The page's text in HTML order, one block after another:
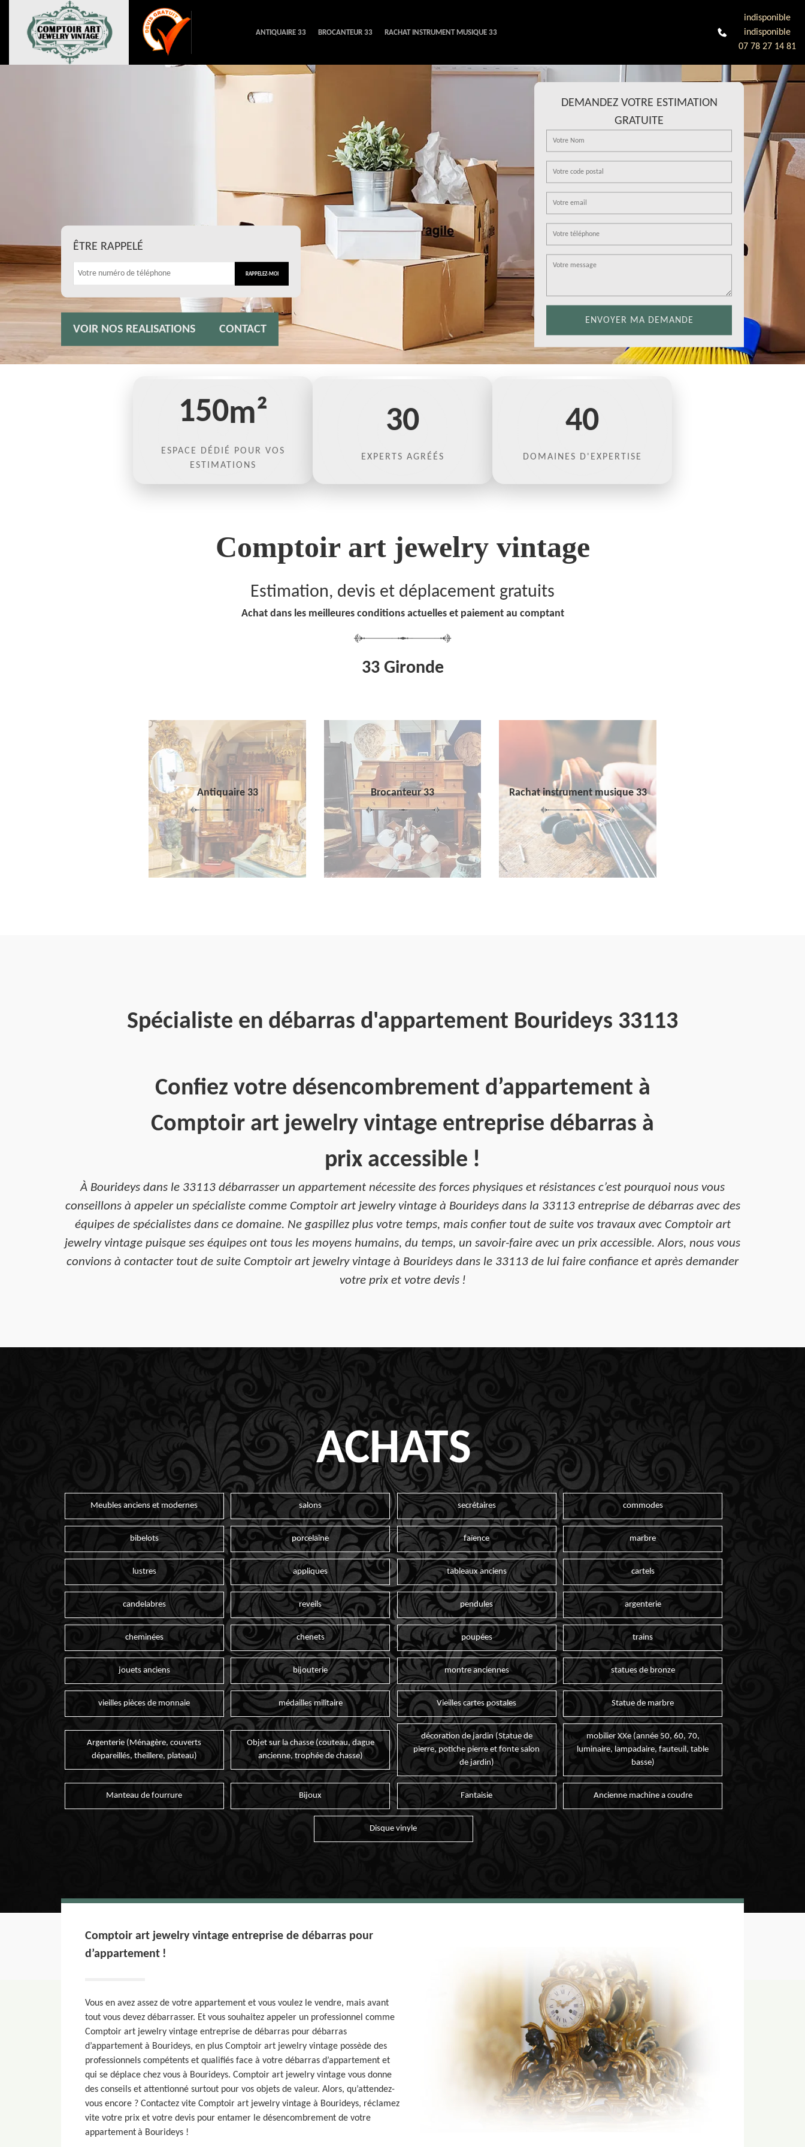
ANTIQUAIRE 33 BROCANTEUR 33 RACHAT INSTRUMENT MUSIQUE 33
indisponible
indisponible
07 78 27 14 81
ÊTRE RAPPELÉ
VOIR NOS REALISATIONS CONTACT
DEMANDEZ VOTRE ESTIMATION
GRATUITE
150m²
ESPACE DÉDIÉ POUR VOS
ESTIMATIONS
30
EXPERTS AGRÉÉS
40
DOMAINES D'EXPERTISE
Comptoir art jewelry vintage
Estimation, devis et déplacement gratuits
Achat dans les meilleures conditions actuelles et paiement au comptant
33 Gironde
Antiquaire 33 Brocanteur 33 Rachat instrument musique 33
Spécialiste en débarras d'appartement Bourideys 33113
Confiez votre désencombrement d’appartement à
Comptoir art jewelry vintage entreprise débarras à
prix accessible !
À Bourideys dans le 33113 débarrasser un appartement nécessite des forces physiques et résistances c’est pourquoi nous vous
conseillons à appeler un spécialiste comme Comptoir art jewelry vintage à Bourideys dans la 33113 entreprise de débarras avec des
équipes de spécialistes dans ce domaine. Ne gaspillez plus votre temps, mais confier tout de suite vos travaux avec Comptoir art
jewelry vintage puisque ses équipes ont tous les moyens humains, du temps, un savoir-faire avec un prix accessible. Alors, nous vous
convions à contacter tout de suite Comptoir art jewelry vintage à Bourideys dans le 33113 de lui faire confiance et après demander
votre prix et votre devis !
ACHATS
Meubles anciens et modernes salons secrétaires commodes
bibelots porcelaine faïence marbre
lustres appliques tableaux anciens cartels
candelabres reveils pendules argenterie
cheminées chenets poupées trains
jouets anciens bijouterie montre anciennes statues de bronze
vieilles pièces de monnaie médailles militaire Vieilles cartes postales Statue de marbre
Argenterie (Ménagère, couverts
dépareillés, theillere, plateau)
Objet sur la chasse (couteau, dague
ancienne, trophée de chasse)
décoration de jardin (Statue de
pierre, potiche pierre et fonte salon
de jardin)
mobilier XXe (année 50, 60, 70,
luminaire, lampadaire, fauteuil, table
basse)
Manteau de fourrure Bijoux Fantaisie Ancienne machine a coudre
Disque vinyle
Comptoir art jewelry vintage entreprise de débarras pour
d’appartement !
Vous en avez assez de votre appartement et vous voulez le vendre, mais avant
tout vous devez débarrasser. Et vous souhaitez appeler un professionnel comme
Comptoir art jewelry vintage entreprise de débarras pour débarras
d’appartement à Bourideys, en plus Comptoir art jewelry vintage possède des
professionnels compétents et qualifiés face à votre débarras d’appartement et
qui se déplace chez vous à Bourideys. Comptoir art jewelry vintage vous donne
des conseils et attentionné surtout pour vos objets de valeur. Alors, qu’attendez-
vous encore ? Contactez vite Comptoir art jewelry vintage à Bourideys, réclamez
vite votre prix et votre devis pour entamer le désencombrement de votre
appartement à Bourideys !